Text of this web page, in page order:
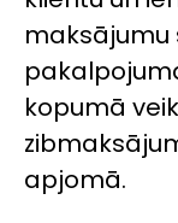
maksājumu
kopumā
apjomā.